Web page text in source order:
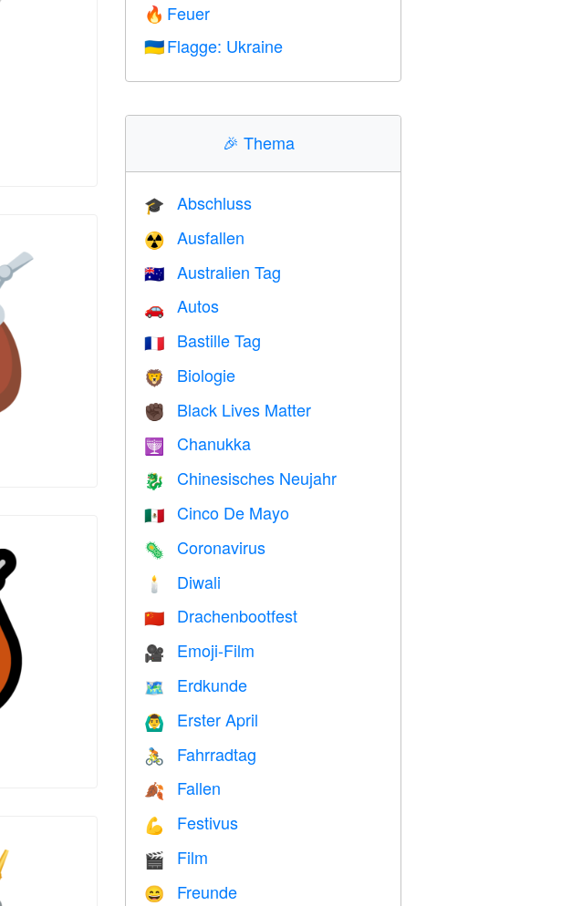
🔥 Feuer
🇺🇦 Flagge: Ukraine
🎉Thema
🎓 Abschluss
☢️ Ausfallen
🇦🇺 Australien Tag
🚗 Autos
🇫🇷 Bastille Tag
🦁 Biologie
✊🏿 Black Lives Matter
🕎 Chanukka
🐉 Chinesisches Neujahr
🇲🇽 Cinco De Mayo
🦠 Coronavirus
🕯 Diwali
🇨🇳 Drachenbootfest
🎥 Emoji-Film
🗺 Erdkunde
🙆‍♂️ Erster April
🚴 Fahrradtag
🍂 Fallen
💪 Festivus
🎬 Film
😄 Freunde